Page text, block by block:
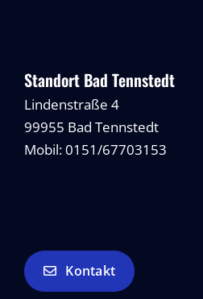
Standort Bad Tennstedt
Lindenstraße 4
99955 Bad Tennstedt
Mobil: 0151/67703153
Kontakt